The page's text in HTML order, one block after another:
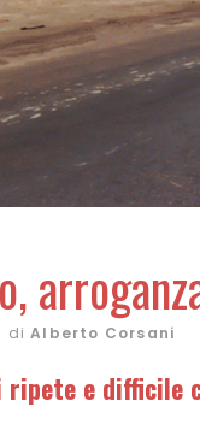
di Alberto Corsani
ripete e difficile